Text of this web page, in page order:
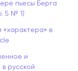
пьесы Берга
5 № 1)
«характера» в
и
в русской